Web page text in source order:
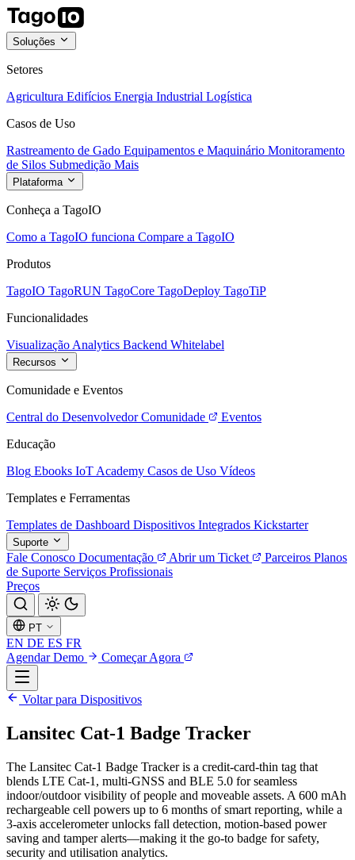
Soluções
Setores
Agricultura Edifícios Energia Industrial Logística
Casos de Uso
Rastreamento de Gado Equipamentos e Maquinário Monitoramento
de Silos Submedição Mais
Plataforma
Conheça a TagoIO
Como a TagoIO funciona Compare a TagoIO
Produtos
TagoIO TagoRUN TagoCore TagoDeploy TagoTiP
Funcionalidades
Visualização Analytics Backend Whitelabel
Recursos
Comunidade e Eventos
Central do Desenvolvedor Comunidade
Eventos
Educação
Blog Ebooks IoT Academy Casos de Uso Vídeos
Templates e Ferramentas
Templates de Dashboard Dispositivos Integrados Kickstarter
Suporte
Fale Conosco Documentação Abrir um Ticket Parceiros Planos
de Suporte Serviços Profissionais
Preços
PT
EN DE ES FR
Agendar Demo
Começar Agora
Voltar para Dispositivos
Lansitec Cat-1 Badge Tracker
The Lansitec Cat-1 Badge Tracker is a credit-card-thin tag that
blends LTE Cat-1, multi-GNSS and BLE 5.0 for seamless
indoor/outdoor visibility of people and moveable assets. A 600 mAh
rechargeable cell powers up to 6 months of smart reporting, while a
3-axis accelerometer unlocks fall detection, motion-based power
saving and tamper alerts—making it the go-to badge for safety,
security and utilisation analytics.